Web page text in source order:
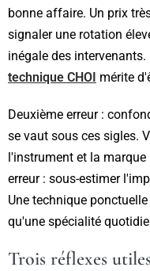
bonne affaire. Un prix
signaler une rotation
inégale des intervenants.
technique CHOI mérite
Deuxième erreur :
se vaut sous ces sigles.
l'instrument et la
erreur : sous-estimer
Une technique
qu'une spécialité
Trois réflexes